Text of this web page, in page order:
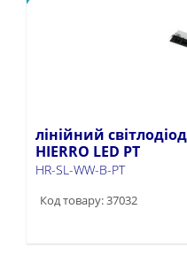
лінійний
HIERRO LED PT
HR-SL-WW-B-PT
Код товару: 37032